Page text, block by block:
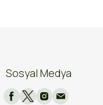
Sosyal Medya